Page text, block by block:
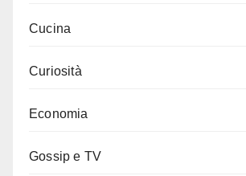
Cucina
Curiosità
Economia
Gossip e TV